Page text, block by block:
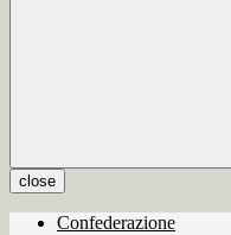
close
Confederazione